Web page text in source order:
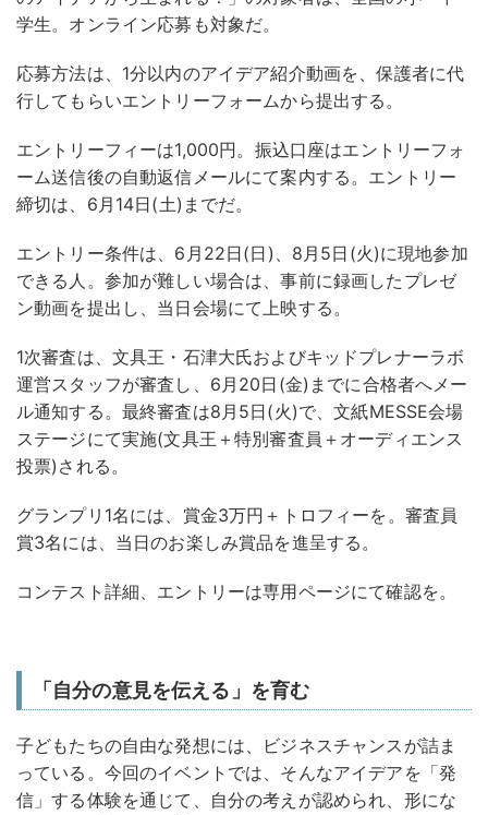
学生。オンライン応募も対象だ。
応募方法は、1分以内のアイデア紹介動画を、保護者に代
行してもらいエントリーフォームから提出する。
エントリーフィーは1,000円。振込口座はエントリーフォ
ーム送信後の自動返信メールにて案内する。エントリー
締切は、6月14日(土)までだ。
エントリー条件は、6月22日(日)、8月5日(火)に現地参加
できる人。参加が難しい場合は、事前に録画したプレゼ
ン動画を提出し、当日会場にて上映する。
1次審査は、文具王・石津大氏およびキッドプレナーラボ
運営スタッフが審査し、6月20日(金)までに合格者へメー
ル通知する。最終審査は8月5日(火)で、文紙MESSE会場
ステージにて実施(文具王＋特別審査員＋オーディエンス
投票)される。
グランプリ1名には、賞金3万円＋トロフィーを。審査員
賞3名には、当日のお楽しみ賞品を進呈する。
コンテスト詳細、エントリーは専用ページにて確認を。
「自分の意見を伝える」を育む
子どもたちの自由な発想には、ビジネスチャンスが詰ま
っている。今回のイベントでは、そんなアイデアを「発
信」する体験を通じて、自分の考えが認められ、形にな